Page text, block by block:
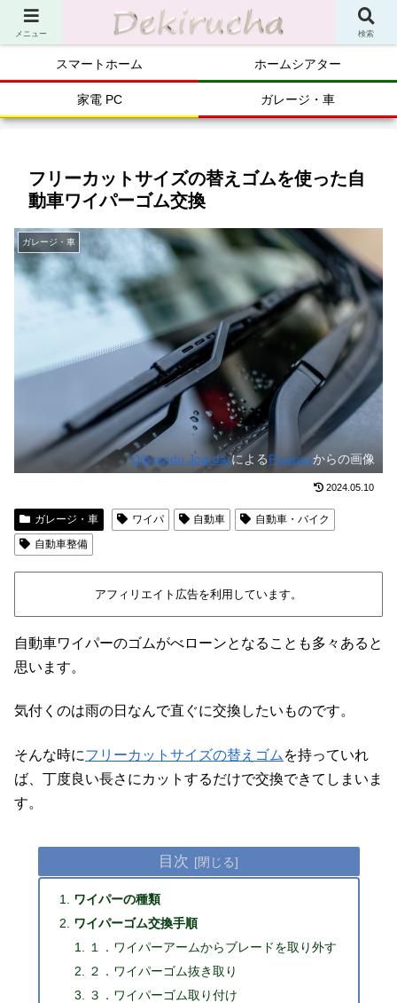
スマートホーム ホームシアター
家電 PC ガレージ・車
フリーカットサイズの替えゴムを使った自
動車ワイパーゴム交換
ガレージ・車
Dibyendu JoardarによるPixabayからの画像
2024.05.10
ガレージ・車 ワイパ 自動車
自動車・バイク
自動車整備
アフィリエイト広告を利用しています。
自動車ワイパーのゴムがべローンとなることも多々あると
思います。
気付くのは雨の日なんで直ぐに交換したいものです。
そんな時にフリーカットサイズの替えゴム を持っていれ
ば、丁度良い長さにカットするだけで交換できてしまいま
す。
目次
ワイパーの種類
ワイパーゴム交換手順
１．ワイパーアームからブレードを取り外す
２．ワイパーゴム抜き取り
３．ワイパーゴム取り付け
メニュー 検索